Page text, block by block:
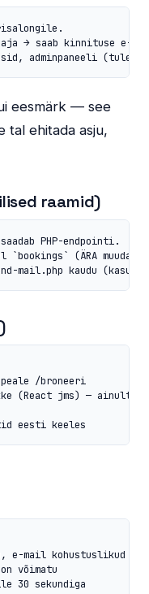
→ saab kinnituse e-
adminpaneeli (tuleb
eesmärk — see
tal ehitada asju,
raamid)
PHP-endpointi.
`bookings` (ÄRA
mail.php kaudu
/broneeri
(React jms) — ainult
eesti keeles
e-mail kohustuslikud
võimatu
30 sekundiga